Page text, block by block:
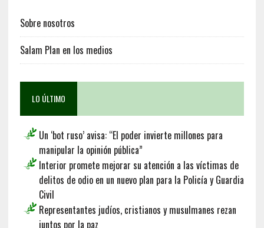
Sobre nosotros
Salam Plan en los medios
LO ÚLTIMO
Un ‘bot ruso’ avisa: “El poder invierte millones para
manipular la opinión pública”
Interior promete mejorar su atención a las víctimas de
delitos de odio en un nuevo plan para la Policía y Guardia
Civil
Representantes judíos, cristianos y musulmanes rezan
juntos por la paz